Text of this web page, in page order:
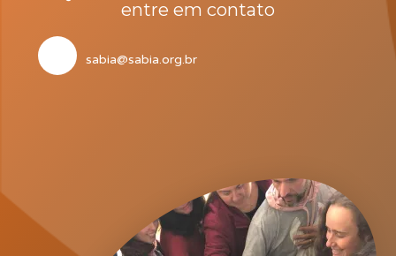
entre em contato
sabia@sabia.org.br